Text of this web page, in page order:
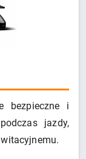
bezpieczne i
jazdy,